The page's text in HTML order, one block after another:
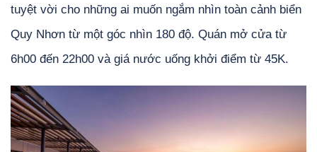
tuyệt vời cho những ai muốn ngắm nhìn toàn cảnh biển
Quy Nhơn từ một góc nhìn 180 độ. Quán mở cửa từ
6h00 đến 22h00 và giá nước uống khởi điểm từ 45K.